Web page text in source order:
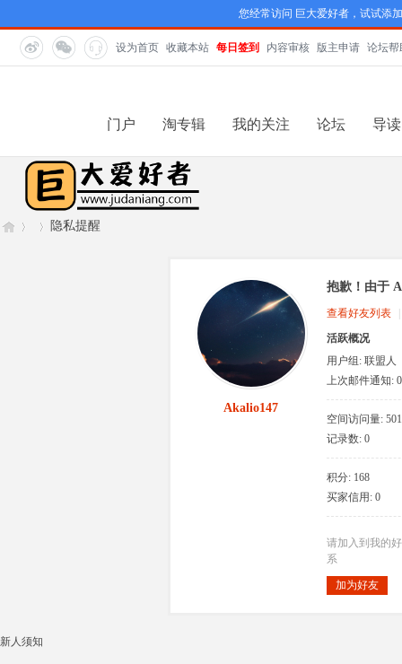
您经常访问 巨大爱好者，试试添
设为首页 收藏本站 每日签到 内容审核 版主申请 论坛帮
门户 淘专辑 我的关注 论坛 导读
隐私提醒
Akalio147
抱歉！由于
查看好友列表
活跃概况
用户组: 联盟人
类
上次邮件通知: 0
空间访问量: 501
记录数: 0
积分: 168
买家信用: 0
请加入到我的
系
加为好友
新人须知